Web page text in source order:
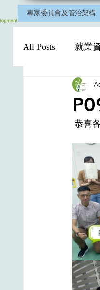
專家委員會及管治架構
All Posts 就業
恭喜